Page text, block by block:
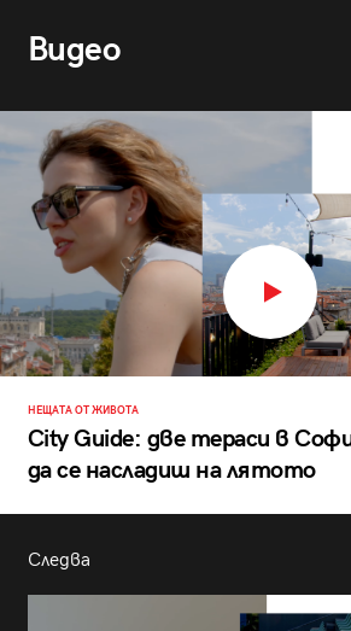
Видео
НЕЩАТА ОТ ЖИВОТА
City Guide: две тераси в
да се насладиш на лятото
Следва